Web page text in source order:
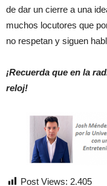
de dar un cierre a una
muchos locutores que
no respetan y siguen
¡Recuerda que en la
reloj!
Post Views: 2.405